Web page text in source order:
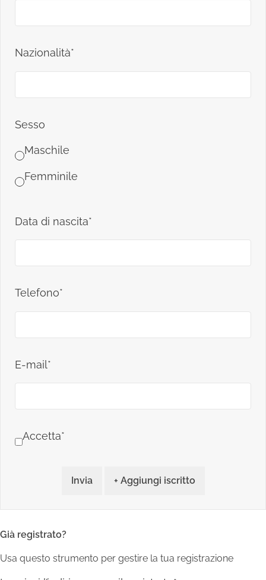
Nazionalità*
Sesso
Maschile
Femminile
Data di nascita*
Telefono*
E-mail*
Accetta*
Invia + Aggiungi iscritto
Già registrato?
Usa questo strumento per gestire la tua registrazione